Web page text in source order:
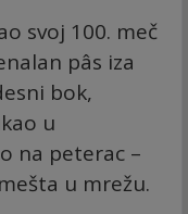
svoj 100. meč
pâs iza
bok,
u
na peterac –
u mrežu.